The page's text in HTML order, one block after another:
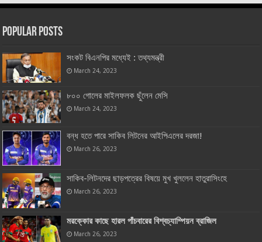
Popular Posts
সংকট বিএনপির মধ্যেই : তথ্যমন্ত্রী
March 24, 2023
৮০০ গোলের মাইলফলক ছুঁলেন মেসি
March 24, 2023
বন্ধ হতে পারে সাকিব লিটনের আইপিএলের দরজা!
March 26, 2023
সাকিব-লিটনদের ছাড়পত্রের বিষয়ে মুখ খুললেন হাতুরাসিংহে
March 26, 2023
মরক্কোর কাছে হারল পাঁচবারের বিশ্বচ্যাম্পিয়ন ব্রাজিল
March 26, 2023